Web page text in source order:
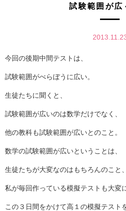
試験範囲が広
今回の後期中間テストは、
試験範囲がべらぼうに広い。
生徒たちに聞くと、
試験範囲が広いのは数学だけでなく、
他の教科も試験範囲が広いとのこと。
数学の試験範囲が広いということは、
生徒たちが大変なのはもちろんのこと、
私が毎回作っている模擬テストも大変
この３日間をかけて高１の模擬テスト